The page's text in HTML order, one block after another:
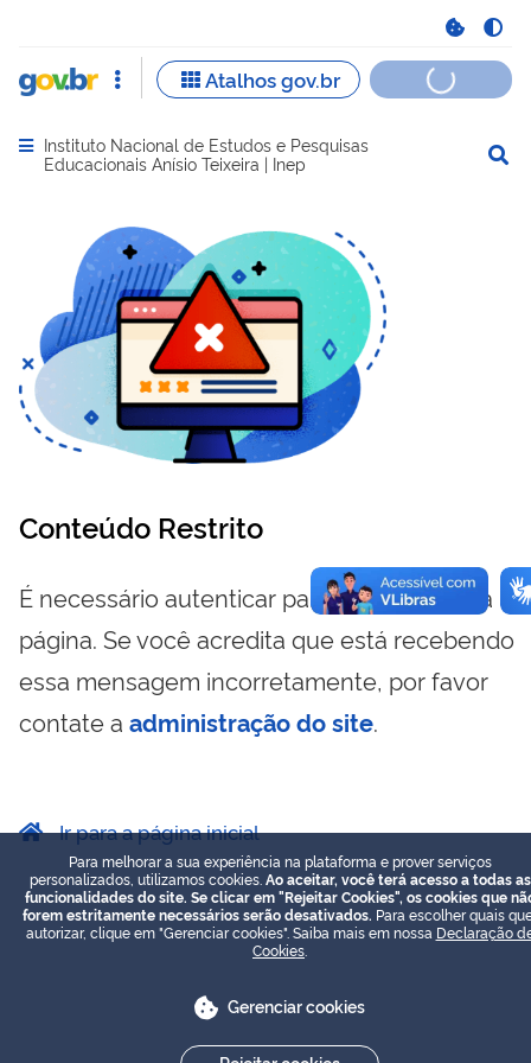
Abrir menu principal de navegação
Instituto Nacional de Estudos e Pesquisas
Educacionais Anísio Teixeira | Inep
Conteúdo Restrito
É necessário autenticar para visualizar essa
página. Se você acredita que está recebendo
essa mensagem incorretamente, por favor
contate a administração do site.
Ir para a página inicial
Para melhorar a sua experiência na plataforma e prover serviços
personalizados, utilizamos cookies. Ao aceitar, você terá acesso a todas as
funcionalidades do site. Se clicar em "Rejeitar Cookies", os cookies que
forem estritamente necessários serão desativados. Para escolher quais
autorizar, clique em "Gerenciar cookies". Saiba mais em nossa Declaração
Cookies
Gerenciar cookies